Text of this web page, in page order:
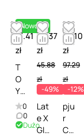
Nowość
41.41
zł
T
O
YJ
O
Y
To
0
0
Dużo
23.37
zł
45.88
zł
-49%
Lat
e X
Gla
86.10
zł
97.29
zł
-12%
pju
r
Cul